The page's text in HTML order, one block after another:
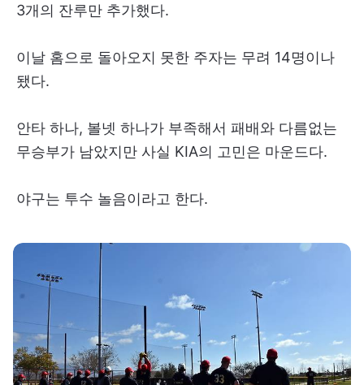
3개의 잔루만 추가했다.
이날 홈으로 돌아오지 못한 주자는 무려 14명이나
됐다.
안타 하나, 볼넷 하나가 부족해서 패배와 다름없는
무승부가 남았지만 사실 KIA의 고민은 마운드다.
야구는 투수 놀음이라고 한다.